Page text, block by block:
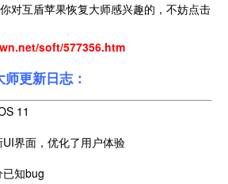
对互盾苹果恢复大师感兴趣的，不妨点击
soft/577356.htm
更新日志：
11
界面，优化了用户体验
知bug